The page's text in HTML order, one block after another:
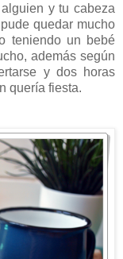
y tu cabeza
quedar mucho
teniendo un bebé
además según
y dos horas
quería fiesta.